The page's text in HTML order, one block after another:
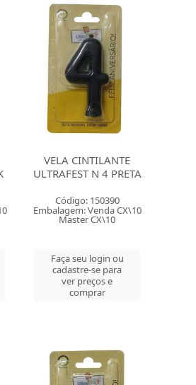
VELA CINTILANTE
ULTRAFEST N 4 PRETA
Código: 150390
Embalagem: Venda CX\10
Master CX\10
Faça seu login ou
cadastre-se para
ver preços e
comprar